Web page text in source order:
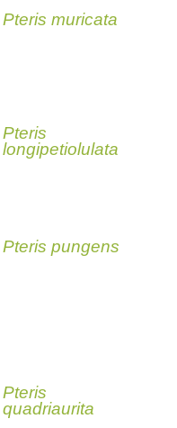
Pteris muricata
Pteris
longipetiolulata
Pteris pungens
Pteris
quadriaurita